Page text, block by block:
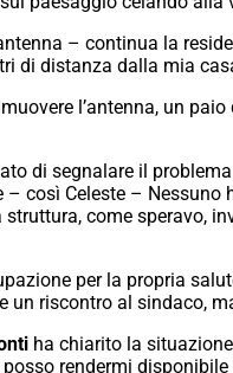
– continua la
di distanza dalla mia
l’antenna, un
di segnalare il
così Celeste –
come speravo,
per la propria
riscontro al sindaco,
ha chiarito la
rendermi